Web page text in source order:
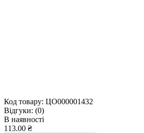
Код товару: ЦО000001432
Відгуки: (0)
В наявності
113.00 ₴